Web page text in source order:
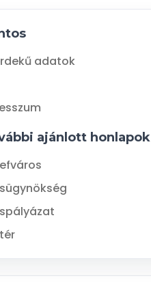
adatok
ajánlott honlapok